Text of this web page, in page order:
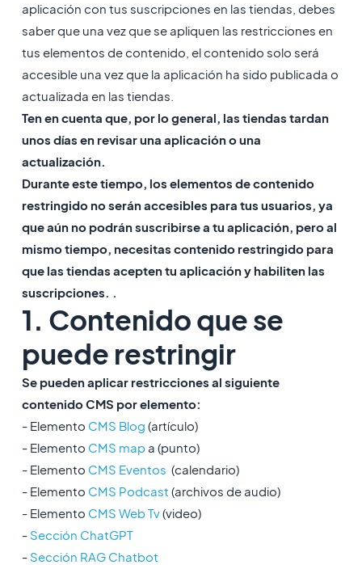
aplicación con tus suscripciones en las tiendas, debes
saber que una vez que se apliquen las restricciones en
tus elementos de contenido, el contenido solo será
accesible una vez que la aplicación ha sido publicada o
actualizada en las tiendas.
Ten en cuenta que, por lo general, las tiendas tardan
unos días en revisar una aplicación o una
actualización.
Durante este tiempo, los elementos de contenido
restringido no serán accesibles para tus usuarios, ya
que aún no podrán suscribirse a tu aplicación, pero al
mismo tiempo, necesitas contenido restringido para
que las tiendas acepten tu aplicación y habiliten las
suscripciones. .
1. Contenido que se
puede restringir
Se pueden aplicar restricciones al siguiente
contenido CMS por elemento:
- Elemento CMS Blog (artículo)
- Elemento CMS mapa (punto)
- Elemento CMS Eventos (calendario)
- Elemento CMS Podcast (archivos de audio)
- Elemento CMS Web Tv(video)
- Sección ChatGPT
- Sección RAG Chatbot